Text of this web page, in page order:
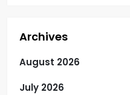
Archives
August 2026
July 2026